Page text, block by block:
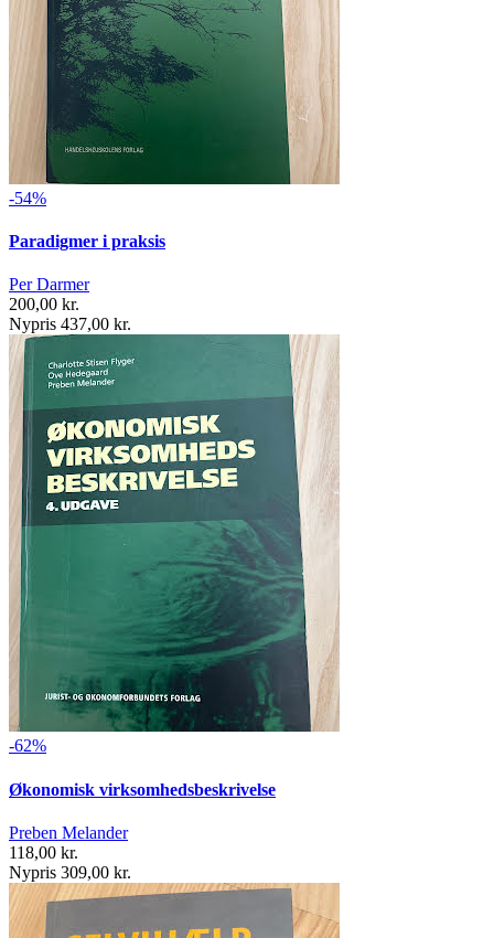
-54%
Paradigmer i praksis
Per Darmer
200,00 kr.
Nypris 437,00 kr.
-62%
Økonomisk virksomhedsbeskrivelse
Preben Melander
118,00 kr.
Nypris 309,00 kr.